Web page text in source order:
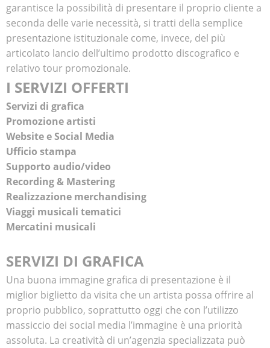
garantisce la possibilità di presentare il proprio cliente a
seconda delle varie necessità, si tratti della semplice
presentazione istituzionale come, invece, del più
articolato lancio dell’ultimo prodotto discografico e
relativo tour promozionale.
I SERVIZI OFFERTI
Servizi di grafica
Promozione artisti
Website e Social Media
Ufficio stampa
Supporto audio/video
Recording & Mastering
Realizzazione merchandising
Viaggi musicali tematici
Mercatini musicali
SERVIZI DI GRAFICA
Una buona immagine grafica di presentazione è il
miglior biglietto da visita che un artista possa offrire al
proprio pubblico, soprattutto oggi che con l’utilizzo
massiccio dei social media l’immagine è una priorità
assoluta. La creatività di un’agenzia specializzata può